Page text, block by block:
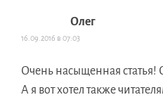
Олег
16.09.2016 в 07:03
Очень насыщенная статья!
А я вот хотел также